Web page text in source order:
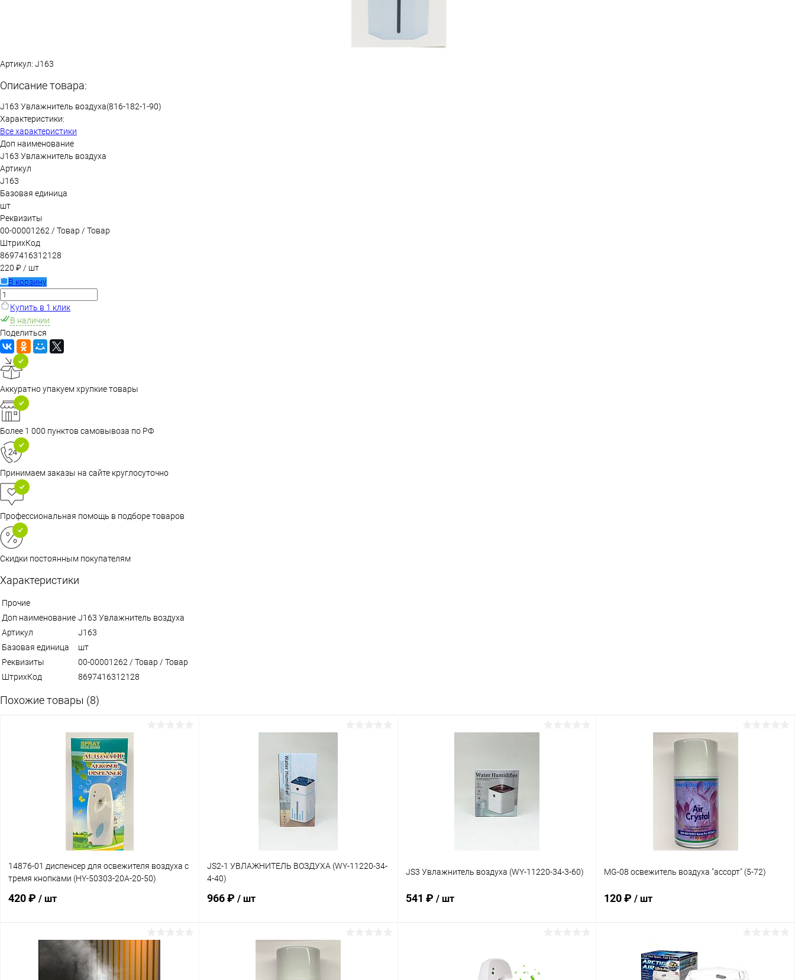
Артикул: J163
Описание товара:
J163 Увлажнитель воздуха(816-182-1-90)
Характеристики:
Все характеристики
Доп наименование
J163 Увлажнитель воздуха
Артикул
J163
Базовая единица
шт
Реквизиты
00-00001262 / Товар / Товар
ШтрихКод
8697416312128
220 ₽ / шт
В корзину
Купить в 1 клик
В наличии
Поделиться
Аккуратно упакуем хрупкие товары
Более 1 000 пунктов самовывоза по РФ
Принимаем заказы на сайте круглосуточно
Профессиональная помощь в подборе товаров
Скидки постоянным покупателям
Характеристики
Прочие
Доп наименование J163 Увлажнитель воздуха
Артикул
J163
Базовая единица
шт
Реквизиты
00-00001262 / Товар / Товар
ШтрихКод
8697416312128
Похожие товары (8)
14876-01 диспенсер для освежителя воздуха с
тремя кнопками (HY-50303-20A-20-50)
420 ₽ / шт
В корзину
JS2-1 УВЛАЖНИТЕЛЬ ВОЗДУХА (WY-11220-34-
4-40)
966 ₽ / шт
В корзину
JS3 Увлажнитель воздуха (WY-11220-34-3-60)
541 ₽ / шт
Сравнение
MG-08 освежитель воздуха "ассорт" (5-72)
120 ₽/ шт
Купить в 1 клик Сравнение